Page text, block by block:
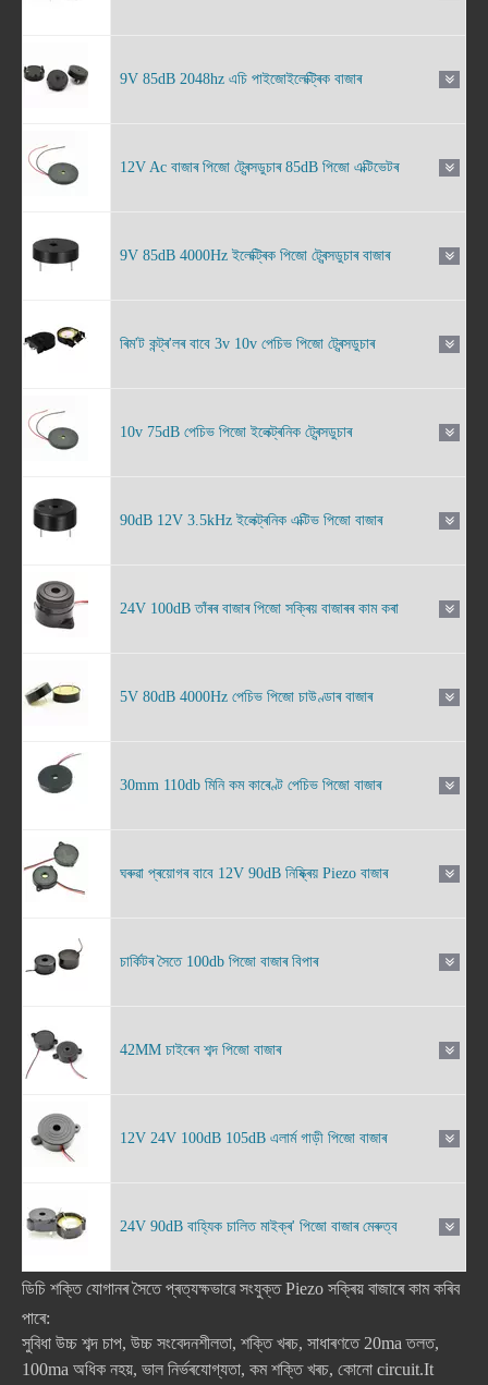
9V 85dB 2048hz এচি পাইজোইলেক্ট্ৰিক বাজাৰ
12V Ac বাজাৰ পিজো ট্ৰেন্সডুচাৰ 85dB পিজো এক্টিভেটৰ
9V 85dB 4000Hz ইলেক্ট্ৰিক পিজো ট্ৰেন্সডুচাৰ বাজাৰ
ৰিম'ট কন্ট্ৰ'লৰ বাবে 3v 10v পেচিভ পিজো ট্ৰেন্সডুচাৰ
10v 75dB পেচিভ পিজো ইলেক্ট্ৰনিক ট্ৰেন্সডুচাৰ
90dB 12V 3.5kHz ইলেক্ট্ৰনিক এক্টিভ পিজো বাজাৰ
24V 100dB তাঁৰৰ বাজাৰ পিজো সক্ৰিয় বাজাৰৰ কাম কৰা
5V 80dB 4000Hz পেচিভ পিজো চাউণ্ডাৰ বাজাৰ
30mm 110db মিনি কম কাৰেণ্ট পেচিভ পিজো বাজাৰ
ঘৰুৱা প্ৰয়োগৰ বাবে 12V 90dB নিষ্ক্ৰিয় Piezo বাজাৰ
চাৰ্কিটৰ সৈতে 100db পিজো বাজাৰ বিপাৰ
42MM চাইৰেন শব্দ পিজো বাজাৰ
12V 24V 100dB 105dB এলাৰ্ম গাড়ী পিজো বাজাৰ
24V 90dB বাহ্যিক চালিত মাইক্ৰ' পিজো বাজাৰ মেৰুত্ব
ডিচি শক্তি যোগানৰ সৈতে প্ৰত্যক্ষভাৱে সংযুক্ত Piezo সক্ৰিয় বাজাৰে কাম কৰিব
পাৰে:
সুবিধা উচ্চ শব্দ চাপ, উচ্চ সংবেদনশীলতা, শক্তি খৰচ, সাধাৰণতে 20ma তলত,
100ma অধিক নহয়, ভাল নিৰ্ভৰযোগ্যতা, কম শক্তি খৰচ, কোনো circuit.It